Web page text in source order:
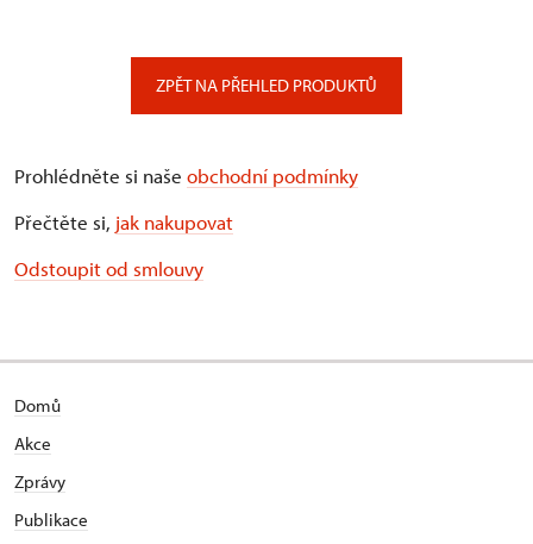
ZPĚT NA PŘEHLED PRODUKTŮ
Prohlédněte si naše obchodní podmínky
Přečtěte si, jak nakupovat
Odstoupit od smlouvy
Domů
Akce
Zprávy
Publikace